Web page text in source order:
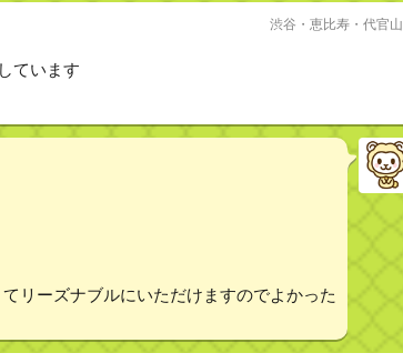
渋谷・恵比寿・代官山
ています
リーズナブルにいただけますのでよかった